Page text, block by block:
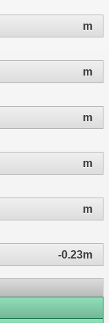
m
m
m
m
m
-0.23m